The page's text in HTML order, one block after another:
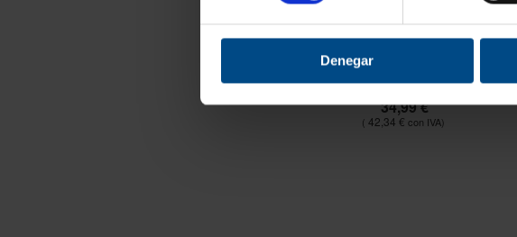
Denegar
BANDA COOPERATIVA
34,99 €
42,34 €